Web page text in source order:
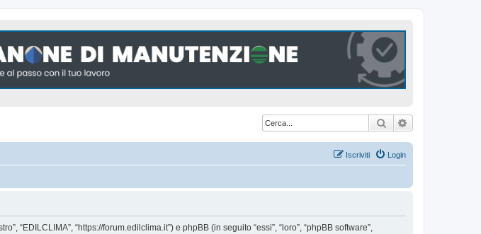
Cerca
Login
Iscriviti
“EDILCLIMA”, “https://forum.edilclima.it”) e phpBB (in seguito “essi”, “loro”, “phpBB software”,